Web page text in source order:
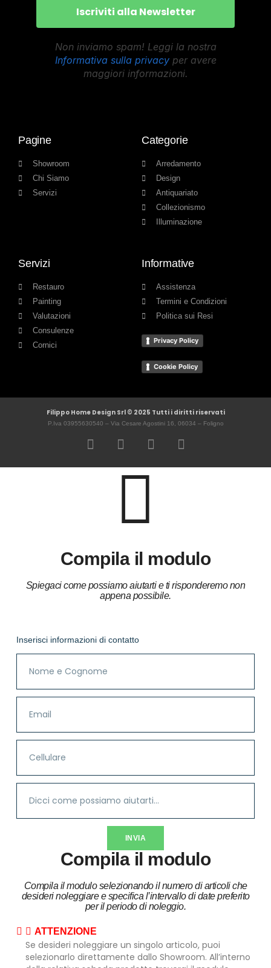
Non inviamo spam! Leggi la nostra
Informativa sulla privacyper avere
maggiori informazioni.
Pagine
Showroom
Chi Siamo
Servizi
Categorie
Arredamento
Design
Antiquariato
Collezionismo
Illuminazione
Servizi
Restauro
Painting
Valutazioni
Consulenze
Cornici
Informative
Assistenza
Termini e Condizioni
Politica sui Resi
Privacy Policy
Cookie Policy
Filippo Home Design Srl © 2025 Tutti i diritti riservati
P.Iva 03955630540 – Via Cesare Agostini 16, 06034 – Foligno
Compila il modulo
Spiegaci come possiamo aiutarti e ti risponderemo non
appena possibile.
Inserisci informazioni di contatto
INVIA
Compila il modulo
Compila il modulo selezionando il numero di articoli che
desideri noleggiare e specifica l’intervallo di date preferito
per il periodo di noleggio.
ATTENZIONE
Se desideri noleggiare un singolo articolo, puoi
selezionarlo direttamente dallo Showroom. All’interno